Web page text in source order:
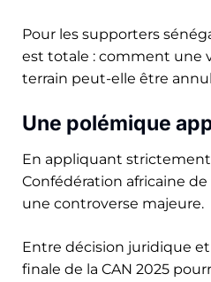
Pour les supporters
est totale : comment une
terrain peut-elle être
Une polémique
En appliquant
Confédération africaine
une controverse majeure.
Entre décision juridique
finale de la CAN 2025